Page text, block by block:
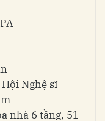
Nghệ sĩ
nhà 6 tầng, 51